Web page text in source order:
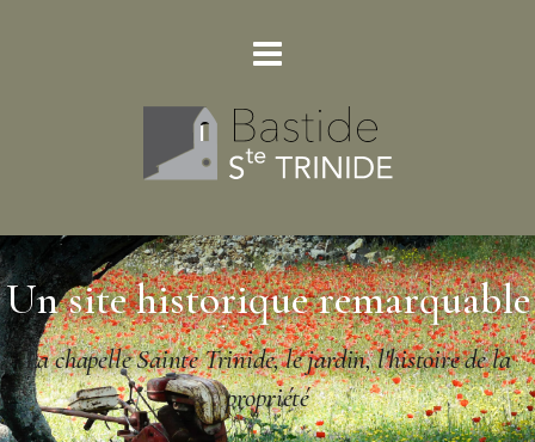
Un site historique remarquable
La chapelle Sainte Trinide, le jardin, l'histoire de la
propriété